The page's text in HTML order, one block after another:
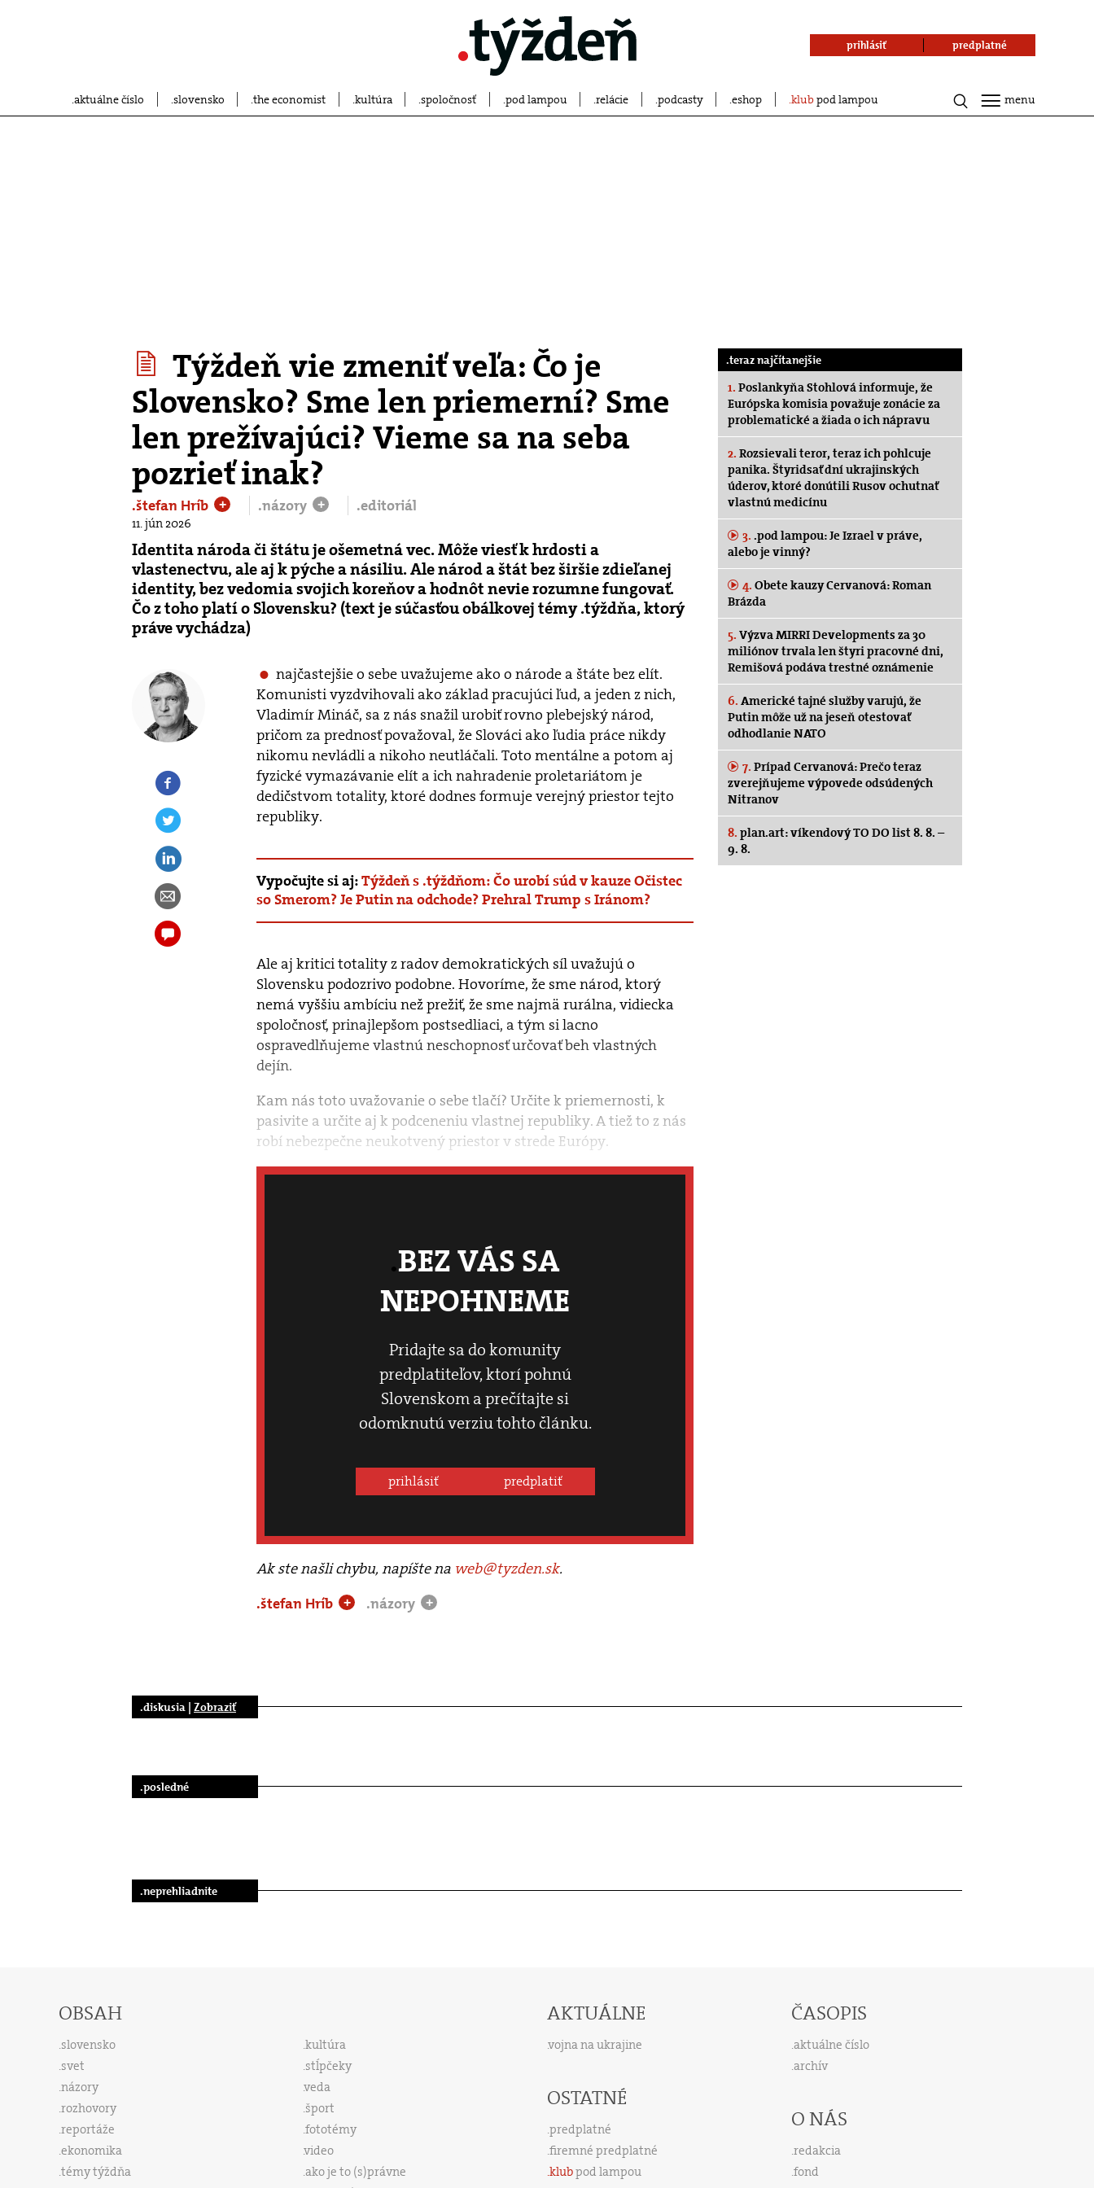
aktuálne číslo slovensko the economist kultúra spoločnosť pod lampou relácie podcasty eshop klubpod lampou
prihlásiť predplatné
menu
Týždeň vie zmeniť veľa: Čo je
Slovensko? Sme len priemerní? Sme
len prežívajúci? Vieme sa na seba
pozrieť inak?
.štefan Hríb + .názory + .editoriál
11. jún 2026
Identita národa či štátu je ošemetná vec. Môže viesť k hrdosti a
vlastenectvu, ale aj k pýche a násiliu. Ale národ a štát bez širšie zdieľanej
identity, bez vedomia svojich koreňov a hodnôt nevie rozumne fungovať.
Čo z toho platí o Slovensku? (text je súčasťou obálkovej témy .týždňa, ktorý
práve vychádza)
najčastejšie o sebe uvažujeme ako o národe a štáte bez elít.
Komunisti vyzdvihovali ako základ pracujúci ľud, a jeden z nich,
Vladimír Mináč, sa z nás snažil urobiť rovno plebejský národ,
pričom za prednosť považoval, že Slováci ako ľudia práce nikdy
nikomu nevládli a nikoho neutláčali. Toto mentálne a potom aj
fyzické vymazávanie elít a ich nahradenie proletariátom je
dedičstvom totality, ktoré dodnes formuje verejný priestor tejto
republiky.
Vypočujte si aj:Týždeň s .týždňom: Čo urobí súd v kauze Očistec
so Smerom? Je Putin na odchode? Prehral Trump s Iránom?
Ale aj kritici totality z radov demokratických síl uvažujú o
Slovensku podozrivo podobne. Hovoríme, že sme národ, ktorý
nemá vyššiu ambíciu než prežiť, že sme najmä rurálna, vidiecka
spoločnosť, prinajlepšom postsedliaci, a tým si lacno
ospravedlňujeme vlastnú neschopnosť určovať beh vlastných
dejín.
Kam nás toto uvažovanie o sebe tlačí? Určite k priemernosti, k
pasivite a určite aj k podceneniu vlastnej republiky. A tiež to z nás
robí nebezpečne neukotvený priestor v strede Európy.
BEZ VÁS SA
NEPOHNEME
Pridajte sa do komunity
predplatiteľov, ktorí pohnú
Slovenskom a prečítajte si
odomknutú verziu tohto článku.
prihlásiť predplatiť
Ak ste našli chybu, napíšte na web@tyzden.sk.
.štefan Hríb
+ .názory +
.teraz najčítanejšie
1. Poslankyňa Stohlová informuje, že
Európska komisia považuje zonácie za
problematické a žiada o ich nápravu
2. Rozsievali teror, teraz ich pohlcuje
panika. Štyridsať dní ukrajinských
úderov, ktoré donútili Rusov ochutnať
vlastnú medicínu
3. .pod lampou: Je Izrael v práve,
alebo je vinný?
4. Obete kauzy Cervanová: Roman
Brázda
5. Výzva MIRRI Developments za 30
miliónov trvala len štyri pracovné dni,
Remišová podáva trestné oznámenie
6. Americké tajné služby varujú, že
Putin môže už na jeseň otestovať
odhodlanie NATO
7. Prípad Cervanová: Prečo teraz
zverejňujeme výpovede odsúdených
Nitranov
8. plan.art: víkendový TO DO list 8. 8. –
9. 8.
.diskusia | Zobraziť
.posledné
.neprehliadnite
OBSAH
slovensko
svet
názory
rozhovory
reportáže
ekonomika
témy týždňa
kultúra
stĺpčeky
veda
šport
fototémy
video
ako je to (s)právne
AKTUÁLNE
vojna na ukrajine
OSTATNÉ
predplatné
firemné predplatné
klubpod lampou
ČASOPIS
aktuálne číslo
archív
O NÁS
redakcia
fond